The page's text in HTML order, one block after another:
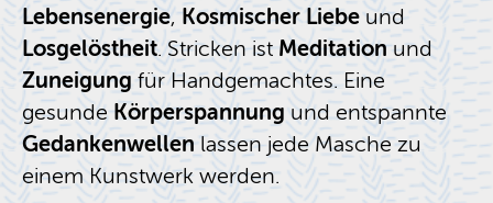
Lebensenergie,Kosmischer Liebeund
Losgelöstheit. Stricken ist Meditationund
Zuneigung für Handgemachtes. Eine
gesundeKörperspannung und entspannte
Gedankenwellen lassen jede Masche zu
einem Kunstwerk werden.